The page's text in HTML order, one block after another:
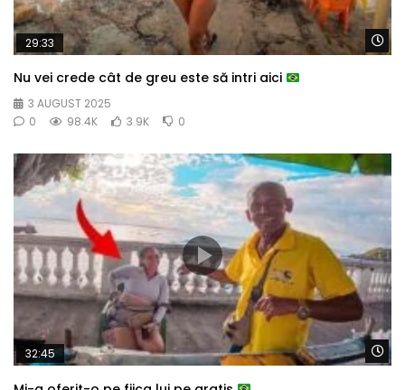
29:33
Nu vei crede cât de greu este să intri aici
3 AUGUST 2025
0
98.4K 3.9K 0
32:45